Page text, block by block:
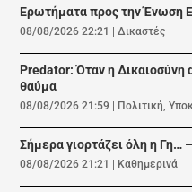
Ερωτήματα προς την Ένωση
08/08/2026 22:21 |Δικαστές
Predator: Όταν η Δικαιοσύνη
θαύμα
08/08/2026 21:59 Πολιτική,
Σήμερα γιορτάζει όλη η Γη…
08/08/2026 21:21 Καθημερινά